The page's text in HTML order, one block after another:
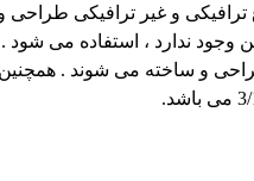
ترافیکی و غیر ترافیکی
و ساخته می شوند .